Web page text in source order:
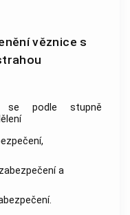
věznice s
se podle stupně
a